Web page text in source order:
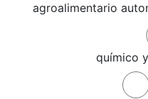
agroalimentario
químico